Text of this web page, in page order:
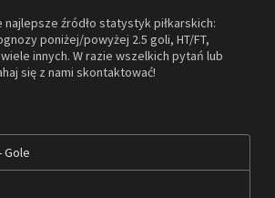
źródło statystyk piłkarskich:
poniżej/powyżej 2.5 goli, HT/FT,
innych. W razie wszelkich pytań lub
się z nami skontaktować!
Gole